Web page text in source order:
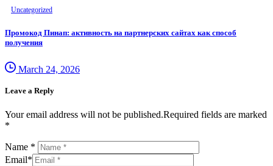
Uncategorized
Промокод Пинап: активность на партнерских сайтах как способ
получения
March 24, 2026
Leave a Reply
Your email address will not be published.Required fields are marked
*
Name *
Email*